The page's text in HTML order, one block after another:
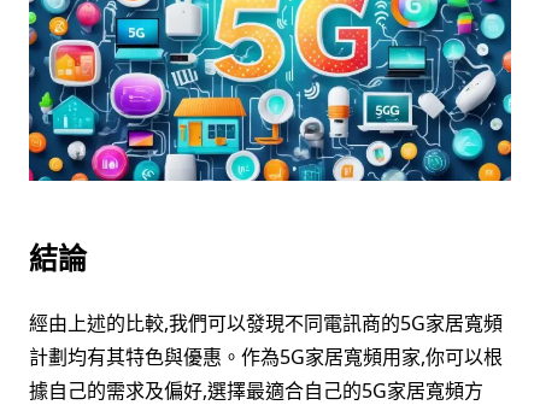
結論
經由上述的比較,我們可以發現不同電訊商的5G家居寬頻
計劃均有其特色與優惠。作為5G家居寬頻用家,你可以根
據自己的需求及偏好,選擇最適合自己的5G家居寬頻方